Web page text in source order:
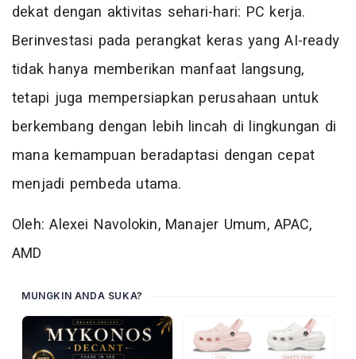
dekat dengan aktivitas sehari-hari: PC kerja.
Berinvestasi pada perangkat keras yang AI-ready
tidak hanya memberikan manfaat langsung,
tetapi juga mempersiapkan perusahaan untuk
berkembang dengan lebih lincah di lingkungan di
mana kemampuan beradaptasi dengan cepat
menjadi pembeda utama.
Oleh: Alexei Navolokin, Manajer Umum, APAC,
AMD